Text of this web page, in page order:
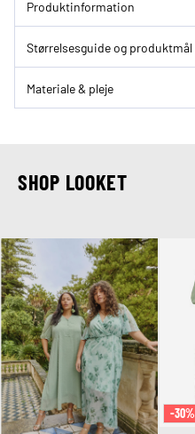
Produktinformation
Størrelsesguide og produktmål
Materiale & pleje
SHOP LOOKET
-30%